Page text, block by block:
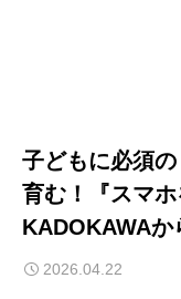
子どもに必須
育む！『スマ
KADOKAWAか
2026.04.22